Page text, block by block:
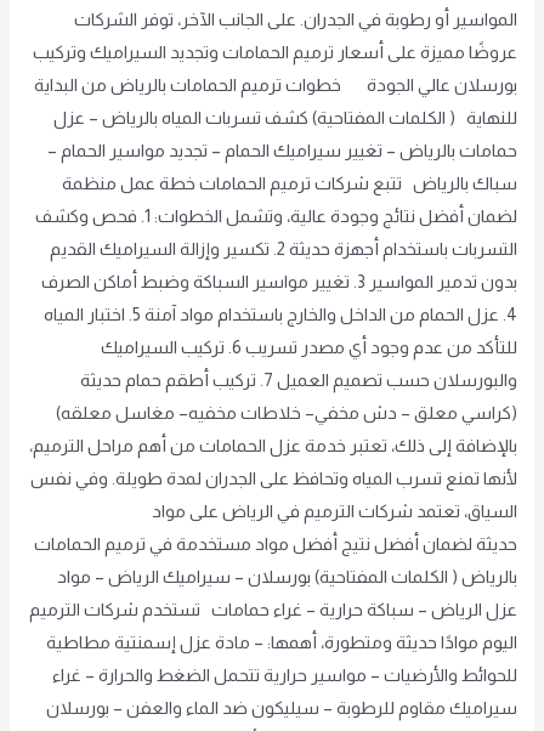
المواسير أو رطوبة في الجدران. على الجانب الآخر، توفر الشركات
عروضًا مميزة على أسعار ترميم الحمامات وتجديد السيراميك وتركيب
بورسلان عالي الجودة خطوات ترميم الحمامات بالرياض من البداية
للنهاية ( الكلمات المفتاحية) كشف تسربات المياه بالرياض – عزل
حمامات بالرياض – تغيير سيراميك الحمام – تجديد مواسير الحمام –
سباك بالرياض تتبع شركات ترميم الحمامات خطة عمل منظمة
لضمان أفضل نتائج وجودة عالية، وتشمل الخطوات: 1. فحص وكشف
التسربات باستخدام أجهزة حديثة 2. تكسير وإزالة السيراميك القديم
بدون تدمير المواسير 3. تغيير مواسير السباكة وضبط أماكن الصرف
4. عزل الحمام من الداخل والخارج باستخدام مواد آمنة 5. اختبار المياه
للتأكد من عدم وجود أي مصدر تسريب 6. تركيب السيراميك
والبورسلان حسب تصميم العميل 7. تركيب أطقم حمام حديثة
(كراسي معلق – دش مخفي– خلاطات مخفيه– مغاسل معلقه)
بالإضافة إلى ذلك، تعتبر خدمة عزل الحمامات من أهم مراحل الترميم،
لأنها تمنع تسرب المياه وتحافظ على الجدران لمدة طويلة. وفي نفس
السياق، تعتمد شركات الترميم في الرياض على مواد
حديثة لضمان أفضل نتيج أفضل مواد مستخدمة في ترميم الحمامات
بالرياض ( الكلمات المفتاحية) بورسلان – سيراميك الرياض – مواد
عزل الرياض – سباكة حرارية – غراء حمامات تستخدم شركات الترميم
اليوم موادًا حديثة ومتطورة، أهمها: – مادة عزل إسمنتية مطاطية
للحوائط والأرضيات – مواسير حرارية تتحمل الضغط والحرارة – غراء
سيراميك مقاوم للرطوبة – سيليكون ضد الماء والعفن – بورسلان